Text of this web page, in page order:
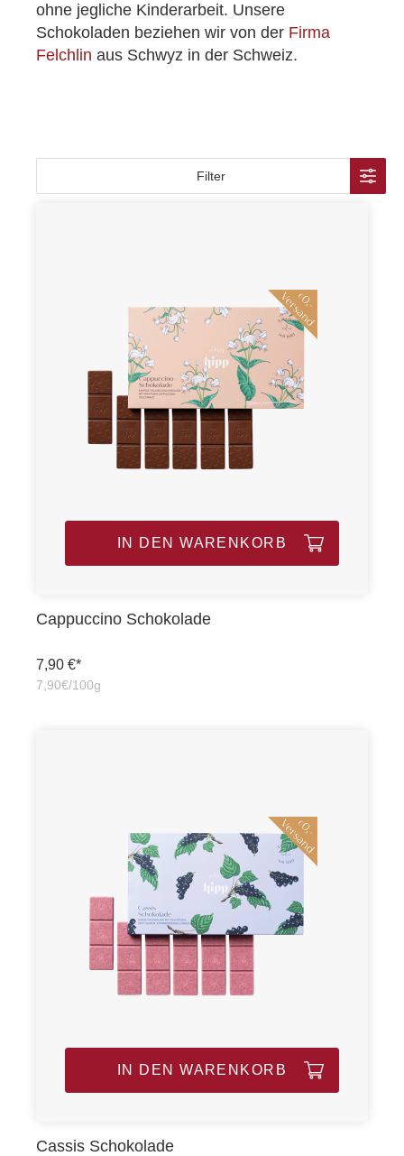
ohne jegliche Kinderarbeit. Unsere
Schokoladen beziehen wir von der Firma
Felchlin aus Schwyz in der Schweiz.
Filter
IN DEN WARENKORB
Cappuccino Schokolade
7,90 €*
7,90€/100g
IN DEN WARENKORB
Cassis Schokolade